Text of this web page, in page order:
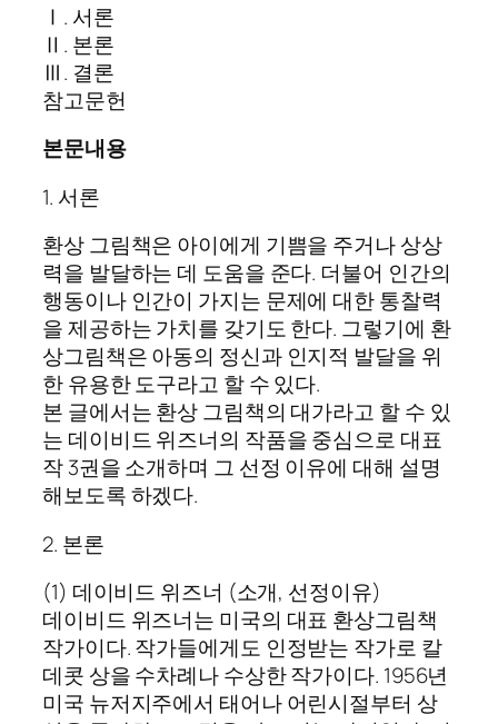
Ⅰ. 서론
Ⅱ. 본론
Ⅲ. 결론
참고문헌
본문내용
1. 서론
환상 그림책은 아이에게 기쁨을 주거나 상상
력을 발달하는 데 도움을 준다. 더불어 인간의
행동이나 인간이 가지는 문제에 대한 통찰력
을 제공하는 가치를 갖기도 한다. 그렇기에 환
상그림책은 아동의 정신과 인지적 발달을 위
한 유용한 도구라고 할 수 있다.
본 글에서는 환상 그림책의 대가라고 할 수 있
는 데이비드 위즈너의 작품을 중심으로 대표
작 3권을 소개하며 그 선정 이유에 대해 설명
해보도록 하겠다.
2. 본론
(1) 데이비드 위즈너 (소개, 선정이유)
데이비드 위즈너는 미국의 대표 환상그림책
작가이다. 작가들에게도 인정받는 작가로 칼
데콧 상을 수차례나 수상한 작가이다. 1956년
미국 뉴저지주에서 태어나 어린시절부터 상